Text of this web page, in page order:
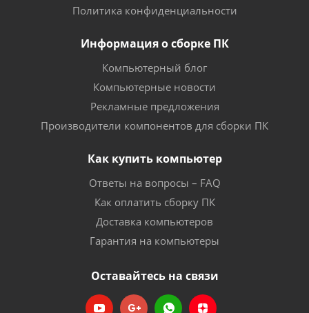
Политика конфиденциальности
Информация о сборке ПК
Компьютерный блог
Компьютерные новости
Рекламные предложения
Производители компонентов для сборки ПК
Как купить компьютер
Ответы на вопросы – FAQ
Как оплатить сборку ПК
Доставка компьютеров
Гарантия на компьютеры
Оставайтесь на связи